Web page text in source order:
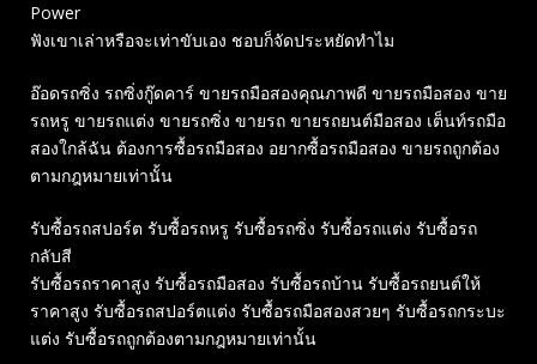
Power
ฟังเขาเล่าหรือจะเท่าขับเอง ชอบก็จัดประหยัดทำไม
อ๊อดรถซิ่ง รถซิ่งกู๊ดคาร์ ขายรถมือสองคุณภาพดี ขายรถมือสอง ขาย
รถหรู ขายรถแต่ง ขายรถซิ่ง ขายรถ ขายรถยนต์มือสอง เต็นท์รถมือ
สองใกล้ฉัน ต้องการซื้อรถมือสอง อยากซื้อรถมือสอง ขายรถถูกต้อง
ตามกฎหมายเท่านั้น
รับซื้อรถสปอร์ต รับซื้อรถหรู รับซื้อรถซิ่ง รับซื้อรถแต่ง รับซื้อรถ
กลับสี
รับซื้อรถราคาสูง รับซื้อรถมือสอง รับซื้อรถบ้าน รับซื้อรถยนต์ให้
ราคาสูง รับซื้อรถสปอร์ตแต่ง รับซื้อรถมือสองสวยๆ รับซื้อรถกระบะ
แต่ง รับซื้อรถถูกต้องตามกฎหมายเท่านั้น